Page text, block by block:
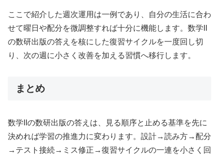
ここで紹介した週次運用は一例であり、自分の生活に合わ
せて曜日や配分を微調整すれば十分に機能します。数学II
の数研出版の答えを核にした復習サイクルを一度回し切
り、次の週に小さく改善を加える習慣へ移行します。
まとめ
数学IIの数研出版の答えは、見る順序と止める基準を先に
決めれば学習の推進力に変わります。設計→読み方→配分
→テスト接続→ミス修正→復習サイクルの一連を小さく回